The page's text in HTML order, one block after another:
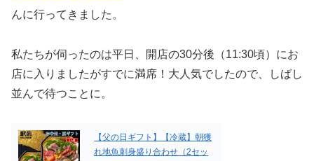
んに行ってきました。
私たちが伺ったのは平日、開店の30分後（11:30頃）にお
店に入りましたがすでに満席！大人気でしたので、しばし
並んで待つことに。
【父の日ギフト】【冷蔵】朝獲
れ地魚刺身盛り合わせ（2セッ